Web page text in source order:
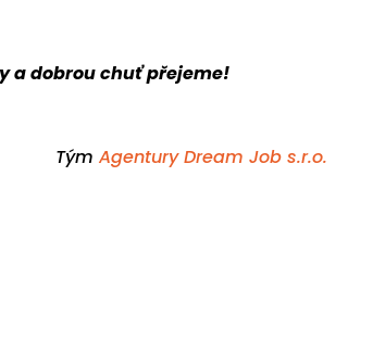
a dobrou chuť přejeme!
Tým Agentury Dream Job s.r.o.